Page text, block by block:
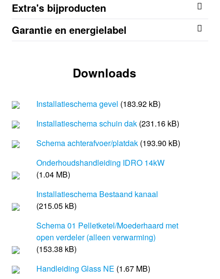
Extra's bijproducten
Garantie en energielabel
Downloads
Installatieschema gevel (183.92 kB)
Installatieschema schuin dak (231.16 kB)
Schema achterafvoer/platdak (193.90 kB)
Onderhoudshandleiding IDRO 14kW
(1.04 MB)
Installatieschema Bestaand kanaal
(215.05 kB)
Schema 01 Pelletketel/Moederhaard met
open verdeler (alleen verwarming)
(153.38 kB)
Handleiding Glass NE (1.67 MB)